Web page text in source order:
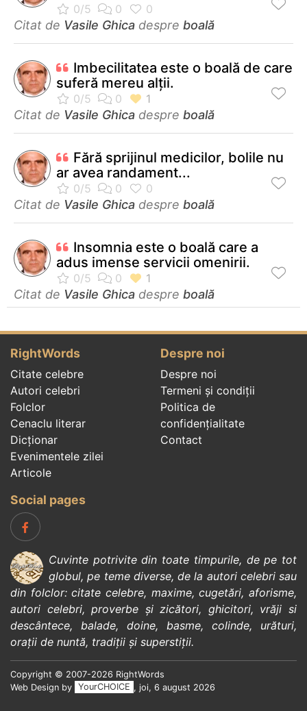
Citat de Vasile Ghica despre boală
Imbecilitatea este o boală de care
suferă mereu alții.
Citat de Vasile Ghica despre boală
Fără sprijinul medicilor, bolile nu
ar avea randament...
Citat de Vasile Ghica despre boală
Insomnia este o boală care a
adus imense servicii omenirii.
Citat de Vasile Ghica despre boală
RightWords
Citate celebre
Autori celebri
Folclor
Cenaclu literar
Dicționar
Evenimentele zilei
Articole
Despre noi
Despre noi
Termeni și condiții
Politica de
confidenţialitate
Contact
Social pages
Cuvinte potrivite din toate timpurile, de pe tot
globul, pe teme diverse, de la autori celebrisau
din folclor:citate celebre, maxime,cugetări,aforisme,
autori celebri,proverbe și zicători, ghicitori, vrăji si
descântece, balade, doine, basme, colinde, urături,
orații de nuntă, tradiții și superstiții.
Copyright © 2007-2026 RightWords
Web Design by
YourCHOICE , joi, 6 august 2026